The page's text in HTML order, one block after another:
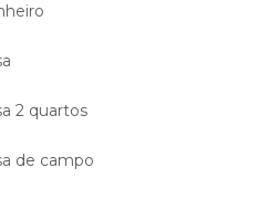
2 quartos
de campo